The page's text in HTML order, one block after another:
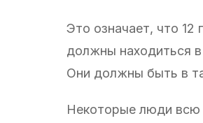
Это означает, что 12
должны находиться
Они должны быть в
Некоторые люди всю